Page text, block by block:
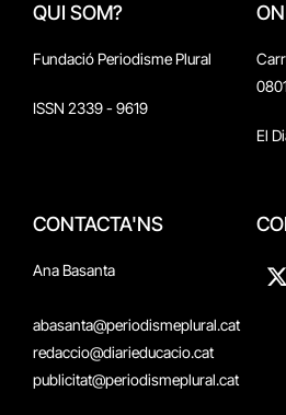
QUI SOM?
Fundació Periodisme Plural
ISSN 2339 - 9619
El
CONTACTA'NS
Ana Basanta
abasanta@periodismeplural.cat
redaccio@diarieducacio.cat
publicitat@periodismeplural.cat
X